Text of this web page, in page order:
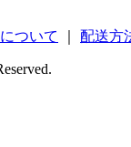
ついて 配送方